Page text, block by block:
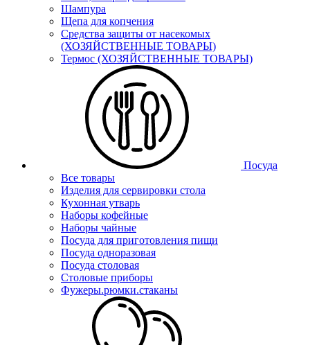
Шампура
Щепа для копчения
Средства защиты от насекомых
(ХОЗЯЙСТВЕННЫЕ ТОВАРЫ)
Термос (ХОЗЯЙСТВЕННЫЕ ТОВАРЫ)
Посуда
Все товары
Изделия для сервировки стола
Кухонная утварь
Наборы кофейные
Наборы чайные
Посуда для приготовления пищи
Посуда одноразовая
Посуда столовая
Столовые приборы
Фужеры.рюмки.стаканы